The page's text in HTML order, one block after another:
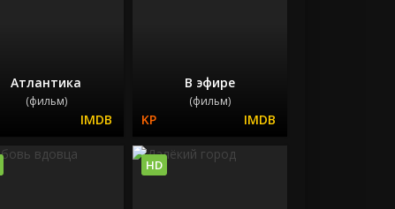
Атлантика
(фильм)
В эфире
(фильм)
HD